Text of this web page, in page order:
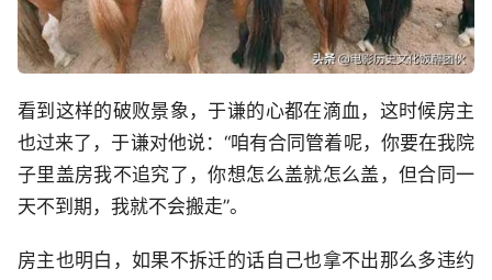
看到这样的破败景象，于谦的心都在滴血，这时候房主
也过来了，于谦对他说：“咱有合同管着呢，你要在我院
子里盖房我不追究了，你想怎么盖就怎么盖，但合同一
天不到期，我就不会搬走”。
房主也明白，如果不拆迁的话自己也拿不出那么多违约